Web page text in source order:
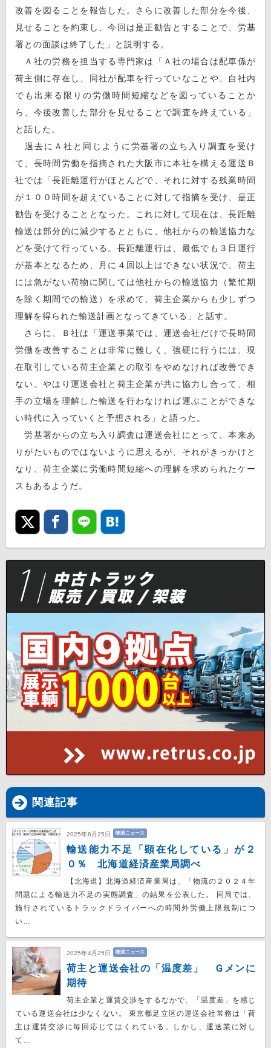
改善を図ることを報告した。さらに改善した部分を今後、
見せることを約束し、今回は是正勧告とすることで、労基
署との面談は終了した」と説明する。
Ａ社の労務を担当する専門家は「Ａ社の場合は配車係が
荷主側に存在し、同社が配車を行っていなことや、自社内
でも出来る限りの労働時間短縮などを図っていることか
ら、今後改善した部分を見せることで調査を終えている」
と話した。
過去にＡ社と同じように労基署の立ち入り調査を受け
て、長時間労働を指摘された大阪市に本社を構える運送Ｂ
社では「長距離運行がほとんどで、それに対する残業時間
が１００時間を超えていることに対して指摘を受け、是正
勧告を受けることとなった。これに対して現在は、長距離
輸送は部分的に減少するとともに、他社からの輸送協力な
どを受けて行っている。長距離運行は、最低でも３日運行
が基本となるため、月に４回以上はできない状況で、荷主
には急がない荷物に関しては他社からの輸送協力（繁忙期
を除く期間での輸送）を求めて、荷主企業からも少しずつ
理解を得られた輸送計画となってきている」と話す。
さらに、Ｂ社は「運送事業では、運送会社だけで長時間
労働を改善することは非常に難しく、強硬に行うには、現
在取引している荷主企業との取引をやめなければ改善でき
ない。やはり運送会社と荷主企業が共に協力し合って、相
手の立場を理解した輸送を行わなければ運ぶことができな
い時代に入っていくと予想される」と語った。
労基署からの立ち入り調査は運送会社にとって、本来あ
りがたいものではないように思えるが、それがきっかけと
なり、荷主企業に労働時間短縮への理解を求められたケー
スもあるようだ。
関連記事
2025年6月25日 物流ニュース
輸送能力不足「顕在化している」が２
０％ 北海道経済産業局調べ
【北海道】北海道経済産業局は、「物流の２０２４年
問題による輸送力不足の実態調査」の結果を公表した。 同局では、
施行されているトラックドライバーへの時間外労働上限規制につ
い…
2025年4月25日 物流ニュース
荷主と運送会社の「温度差」 Ｇメンに
期待
荷主企業と運賃交渉をするなかで、「温度差」を感じ
ている運送会社は少なくない。 東京都足立区の運送会社常務は「荷
主は運賃交渉に毎回応じてはくれている。しかし、運送業に対し
て…